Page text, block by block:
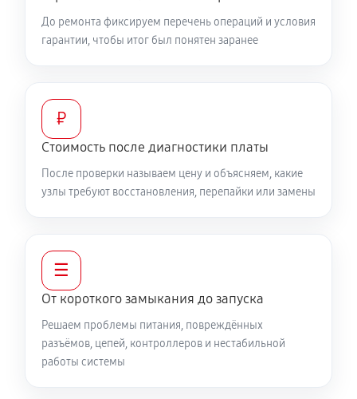
До ремонта фиксируем перечень операций и условия
гарантии, чтобы итог был понятен заранее
₽
Стоимость после диагностики платы
После проверки называем цену и объясняем, какие
узлы требуют восстановления, перепайки или замены
☰
От короткого замыкания до запуска
Решаем проблемы питания, повреждённых
разъёмов, цепей, контроллеров и нестабильной
работы системы